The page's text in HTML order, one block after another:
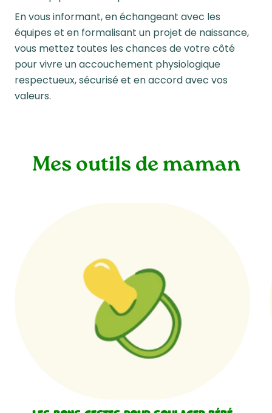
En vous informant, en échangeant avec les
équipes et en formalisant un projet de naissance,
vous mettez toutes les chances de votre côté
pour vivre un accouchement physiologique
respectueux, sécurisé et en accord avec vos
valeurs.
Mes outils de maman